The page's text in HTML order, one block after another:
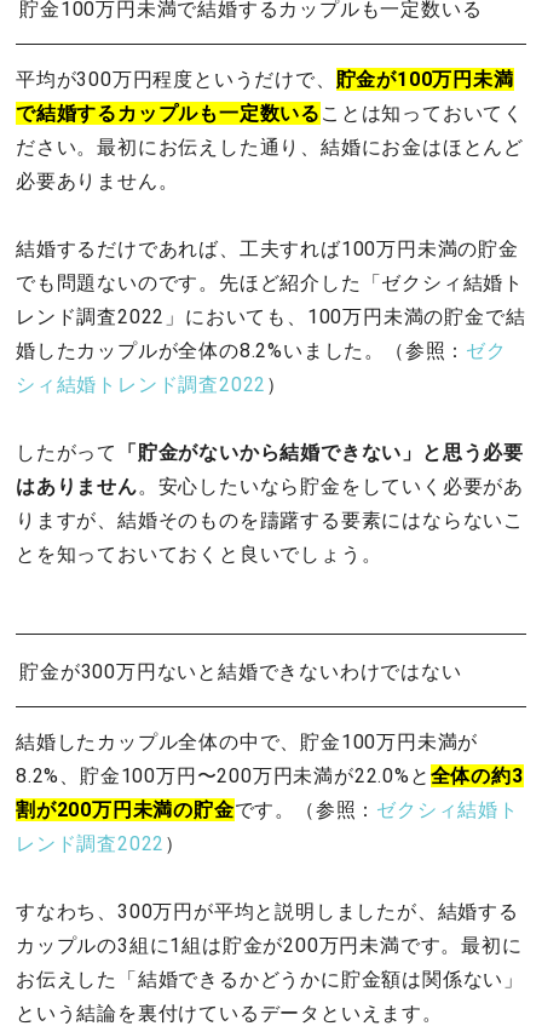
貯金100万円未満で結婚するカップルも一定数いる
平均が300万円程度というだけで、 貯金が100万円未満
で結婚するカップルも一定数いる ことは知っておいてく
ださい。最初にお伝えした通り、結婚にお金はほとんど
必要ありません。
結婚するだけであれば、工夫すれば100万円未満の貯金
でも問題ないのです。先ほど紹介した「ゼクシィ結婚ト
レンド調査2022」においても、100万円未満の貯金で結
婚したカップルが全体の8.2%いました。（参照： ゼク
シィ結婚トレンド調査2022 ）
したがって
「貯金がないから結婚できない」と思う必要
はありません。安心したいなら貯金をしていく必要があ
りますが、結婚そのものを躊躇する要素にはならないこ
とを知っておいておくと良いでしょう。
貯金が300万円ないと結婚できないわけではない
結婚したカップル全体の中で、貯金100万円未満が
8.2%、貯金100万円〜200万円未満が22.0%と 全体の約3
割が200万円未満の貯金です。（参照： ゼクシィ結婚ト
レンド調査2022 ）
すなわち、300万円が平均と説明しましたが、結婚する
カップルの3組に1組は貯金が200万円未満です。最初に
お伝えした「結婚できるかどうかに貯金額は関係ない」
という結論を裏付けているデータといえます。